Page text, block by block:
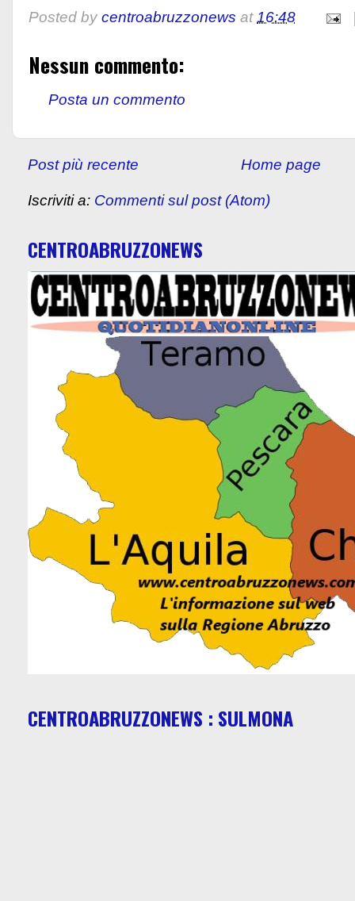
Posted by centroabruzzonews at16:48
Nessun commento:
Posta un commento
Post più recente Home page
Iscriviti a: Commenti sul post (Atom)
CENTROABRUZZONEWS
CENTROABRUZZONEWS : SULMONA